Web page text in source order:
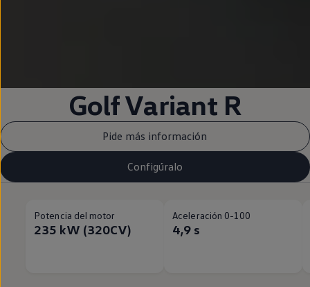
GolfVariant R
Pide más información
Configúralo
Potencia del motor
235 kW (320CV)
Aceleración 0-100
4,9 s